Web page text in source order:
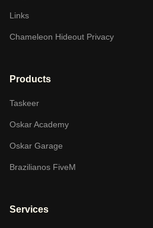
Links
Chameleon Hideout Privacy
Products
Taskeer
Oskar Academy
Oskar Garage
Brazilianos FiveM
Services